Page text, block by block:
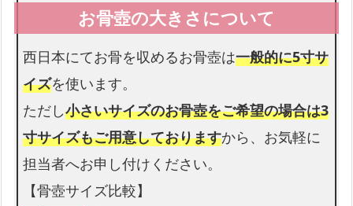
西日本にてお骨を収めるお骨壺は一般的に5寸サ
イズを使います。
ただし小さいサイズのお骨壺をご希望の場合は3
寸サイズもご用意しておりますから、お気軽に
担当者へお申し付けください。
【骨壺サイズ比較】